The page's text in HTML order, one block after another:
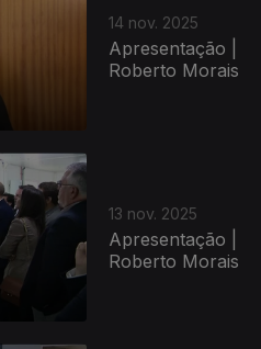
14 nov. 2025
Apresentação |
Roberto Morais
13 nov. 2025
Apresentação |
Roberto Morais